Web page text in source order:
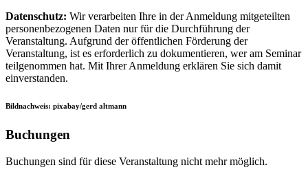
Datenschutz: Wir verarbeiten Ihre in der Anmeldung mitgeteilten
personenbezogenen Daten nur für die Durchführung der
Veranstaltung. Aufgrund der öffentlichen Förderung der
Veranstaltung, ist es erforderlich zu dokumentieren, wer am Seminar
teilgenommen hat. Mit Ihrer Anmeldung erklären Sie sich damit
einverstanden.
Bildnachweis: pixabay/gerd altmann
Buchungen
Buchungen sind für diese Veranstaltung nicht mehr möglich.